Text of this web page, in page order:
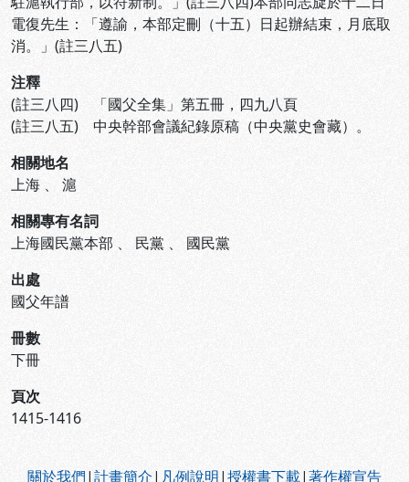
電復先生：「遵諭，本部定刪（十五）日起辦結束，月底取
消。」(註三八五)
注釋
(註三八四) 「國父全集」第五冊，四九八頁
(註三八五) 中央幹部會議紀錄原稿（中央黨史會藏）。
相關地名
上海 、 滬
相關專有名詞
上海國民黨本部 、 民黨 、 國民黨
出處
國父年譜
冊數
下冊
頁次
1415-1416
關於我們|計畫簡介| 凡例說明|授權書下載|著作權宣告